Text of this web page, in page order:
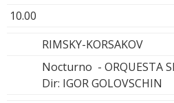
10.00
RIMSKY-KORSAKOV
Nocturno - ORQUESTA
Dir: IGOR GOLOVSCHIN